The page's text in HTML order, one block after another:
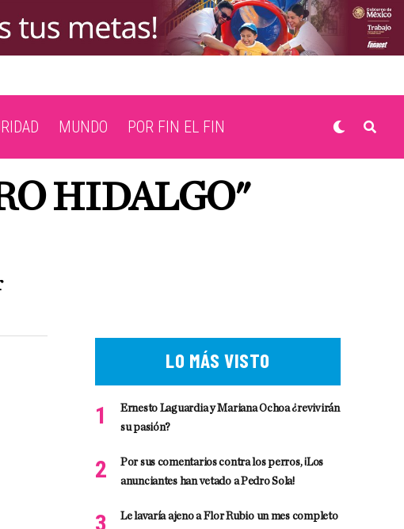
MUNDO POR FIN EL FIN
HIDALGO"
LO MÁS VISTO
Ernesto Laguardia y Mariana Ochoa ¿revivirán
su pasión?
Por sus comentarios contra los perros, ¡Los
anunciantes han vetado a Pedro Sola!
Le lavaría ajeno a Flor Rubio un mes completo